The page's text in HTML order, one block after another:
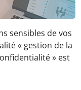
sensibles de vos
« gestion de la
» est